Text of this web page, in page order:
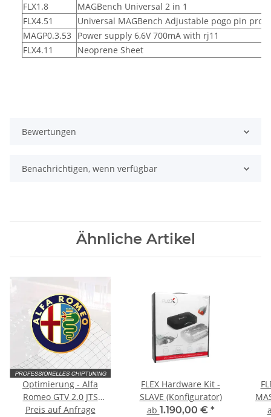
FLX1.8
MAGBench Universal 2 in 1
FLX4.51
Universal MAGBench Adjustable pogo pin
MAGP0.3.53
Power supply 6,6V 700mA with rj11
FLX4.11
Neoprene Sheet
Bewertungen
Benachrichtigen, wenn verfügbar
Ähnliche Artikel
Optimierung - Alfa
Romeo GTV 2.0 JTS
Typ:916 165PS
Preis auf Anfrage
FLEX Hardware Kit -
SLAVE (Konfigurator)
ab 1.190,00 € *